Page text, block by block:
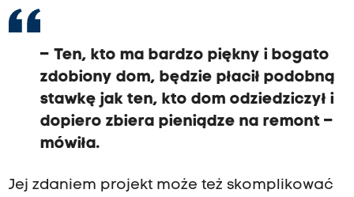
– Ten, kto ma bardzo piękny i bogato
zdobiony dom, będzie płacił podobną
stawkę jak ten, kto dom odziedziczył i
dopiero zbiera pieniądze na remont –
mówiła.
Jej zdaniem projekt może też skomplikować